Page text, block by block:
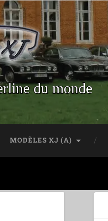
du monde
MODÈLES XJ (A)